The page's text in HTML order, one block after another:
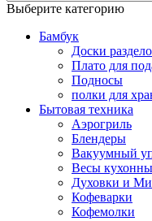
Выберите категорию
Бамбук
Доски
Плато для
Подносы
полки для
Бытовая техника
Аэрогриль
Блендеры
Вакуумный
Весы
Духовки и
Кофеварки
Кофемолки